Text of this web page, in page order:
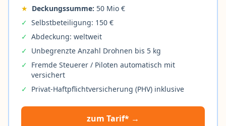
★ Deckungssumme: 50 Mio €
✓ Selbstbeteiligung: 150 €
✓ Abdeckung: weltweit
✓ Unbegrenzte Anzahl Drohnen bis 5 kg
✓ Fremde Steuerer / Piloten automatisch mit
versichert
✓ Privat-Haftpflichtversicherung (PHV) inklusive
zum Tarif* →